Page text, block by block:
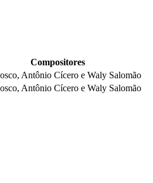
Compositores
Antônio Cícero e Waly Salomão
Antônio Cícero e Waly Salomão